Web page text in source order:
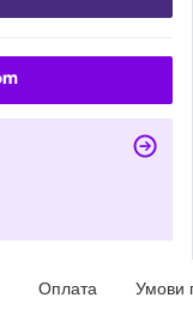
Оплата Умови